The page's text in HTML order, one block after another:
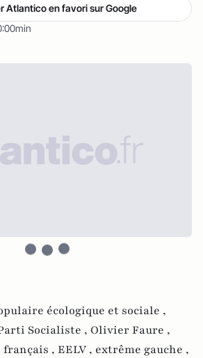
Atlantico en favori sur Google
écologique et sociale ,
Socialiste , Olivier Faure ,
, EELV , extrême gauche ,